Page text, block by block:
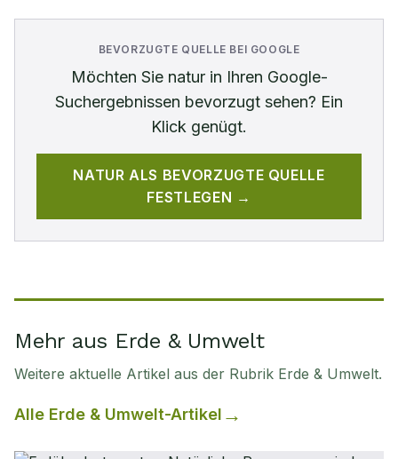
BEVORZUGTE QUELLE BEI GOOGLE
Möchten Sie naturin Ihren Google-
Suchergebnissen bevorzugt sehen? Ein
Klick genügt.
NATUR ALS BEVORZUGTE QUELLE
FESTLEGEN →
Mehr aus Erde & Umwelt
Weitere aktuelle Artikel aus der Rubrik Erde & Umwelt.
Alle Erde & Umwelt-Artikel